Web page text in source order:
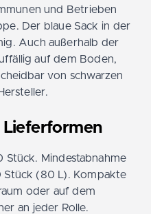
und Betrieben
Der blaue Sack in der
Auch außerhalb der
auf dem Boden,
von schwarzen
Lieferformen
Stück. Mindestabnahme
(80 L). Kompakte
oder auf dem
an jeder Rolle.